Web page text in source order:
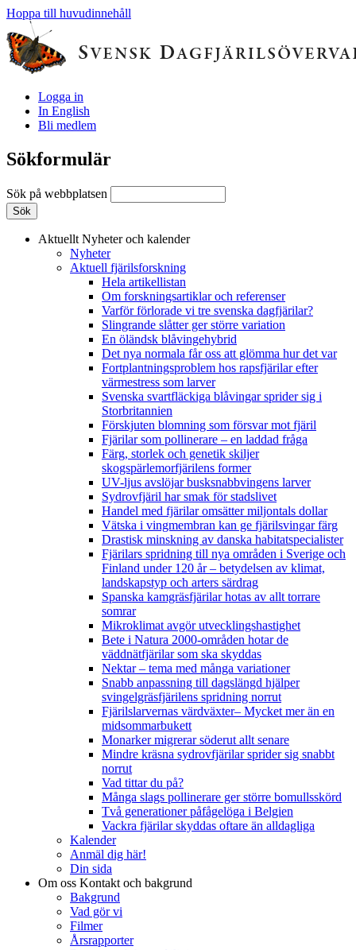
Hoppa till huvudinnehåll
Logga in
In English
Bli medlem
Sökformulär
Sök på webbplatsen
Aktuellt Nyheter och kalender
Nyheter
Aktuell fjärilsforskning
Hela artikellistan
Om forskningsartiklar och referenser
Varför förlorade vi tre svenska dagfjärilar?
Slingrande slåtter ger större variation
En öländsk blåvingehybrid
Det nya normala får oss att glömma hur det var
Fortplantningsproblem hos rapsfjärilar efter
värmestress som larver
Svenska svartfläckiga blåvingar sprider sig i
Storbritannien
Förskjuten blomning som försvar mot fjäril
Fjärilar som pollinerare – en laddad fråga
Färg, storlek och genetik skiljer
skogspärlemorfjärilens former
UV-ljus avslöjar busksnabbvingens larver
Sydrovfjäril har smak för stadslivet
Handel med fjärilar omsätter miljontals dollar
Vätska i vingmembran kan ge fjärilsvingar färg
Drastisk minskning av danska habitatspecialister
Fjärilars spridning till nya områden i Sverige och
Finland under 120 år– betydelsen av klimat,
landskapstyp och arters särdrag
Spanska kamgräsfjärilar hotas av allt torrare
somrar
Mikroklimat avgör utvecklingshastighet
Bete i Natura 2000-områden hotar de
väddnätfjärilar som ska skyddas
Nektar – tema med många variationer
Snabb anpassning till dagslängd hjälper
svingelgräsfjärilens spridning norrut
Fjärilslarvernas värdväxter– Mycket mer än en
midsommarbukett
Monarker migrerar söderut allt senare
Mindre kräsna sydrovfjärilar sprider sig snabbt
norrut
Vad tittar du på?
Många slags pollinerare ger större bomullsskörd
Två generationer påfågelöga i Belgien
Vackra fjärilar skyddas oftare än alldagliga
Kalender
Anmäl dig här!
Din sida
Om oss Kontakt och bakgrund
Bakgrund
Vad gör vi
Filmer
Årsrapporter